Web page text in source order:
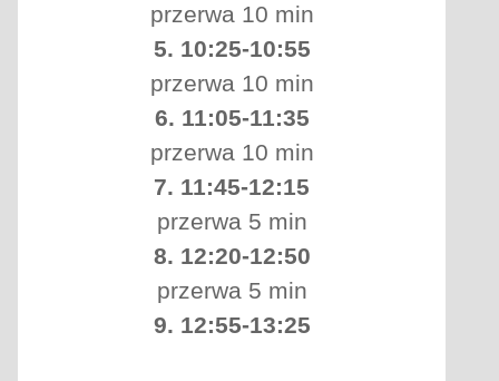
przerwa 10 min
5. 10:25-10:55
przerwa 10 min
6. 11:05-11:35
przerwa 10 min
7. 11:45-12:15
przerwa 5 min
8. 12:20-12:50
przerwa 5 min
9. 12:55-13:25